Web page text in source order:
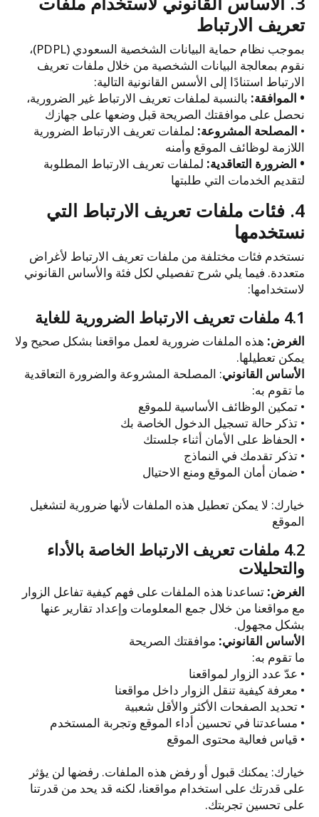
تعريف الارتباط
بموجب نظام حماية البيانات الشخصية السعودي (PDPL)،
نقوم بمعالجة البيانات الشخصية من خلال ملفات تعريف
الارتباط استنادًا إلى الأسس القانونية التالية:
• الموافقة: بالنسبة لملفات تعريف الارتباط غير الضرورية،
نحصل على موافقتك الصريحة قبل وضعها على جهازك
• المصلحة المشروعة: لملفات تعريف الارتباط الضرورية
اللازمة لوظائف الموقع وأمنه
• الضرورة التعاقدية: لملفات تعريف الارتباط المطلوبة
لتقديم الخدمات التي طلبتها
4. فئات ملفات تعريف الارتباط التي
نستخدمها
نستخدم فئات مختلفة من ملفات تعريف الارتباط لأغراض
متعددة. فيما يلي شرح تفصيلي لكل فئة والأساس القانوني
لاستخدامها:
4.1 ملفات تعريف الارتباط الضرورية للغاية
الغرض: هذه الملفات ضرورية لعمل مواقعنا بشكل صحيح ولا
يمكن تعطيلها.
الأساس القانوني: المصلحة المشروعة والضرورة التعاقدية
ما تقوم به:
• تمكين الوظائف الأساسية للموقع
• تذكر حالة تسجيل الدخول الخاصة بك
• الحفاظ على الأمان أثناء جلستك
• تذكر تقدمك في النماذج
• ضمان أمان الموقع ومنع الاحتيال
خيارك: لا يمكن تعطيل هذه الملفات لأنها ضرورية لتشغيل
الموقع
4.2 ملفات تعريف الارتباط الخاصة بالأداء
والتحليلات
الغرض: تساعدنا هذه الملفات على فهم كيفية تفاعل الزوار
مع مواقعنا من خلال جمع المعلومات وإعداد تقارير عنها
بشكل مجهول.
الأساس القانوني: موافقتك الصريحة
ما تقوم به:
• عدّ عدد الزوار لمواقعنا
• معرفة كيفية تنقل الزوار داخل مواقعنا
• تحديد الصفحات الأكثر والأقل شعبية
• مساعدتنا في تحسين أداء الموقع وتجربة المستخدم
• قياس فعالية محتوى الموقع
خيارك: يمكنك قبول أو رفض هذه الملفات. رفضها لن يؤثر
على قدرتك على استخدام مواقعنا، لكنه قد يحد من قدرتنا
على تحسين تجربتك.